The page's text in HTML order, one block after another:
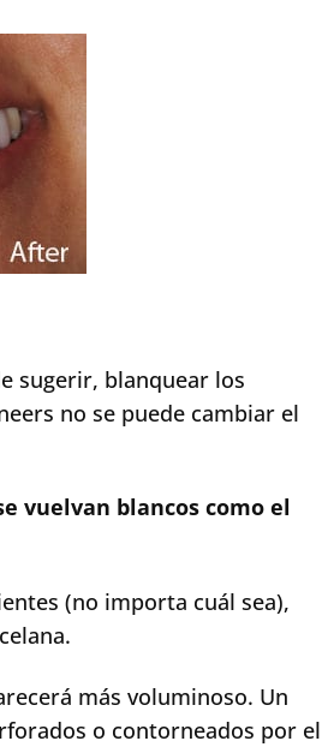
sugerir, blanquear los
no se puede cambiar el
vuelvan blancos como el
(no importa cuál sea),
más voluminoso. Un
o contorneados por el